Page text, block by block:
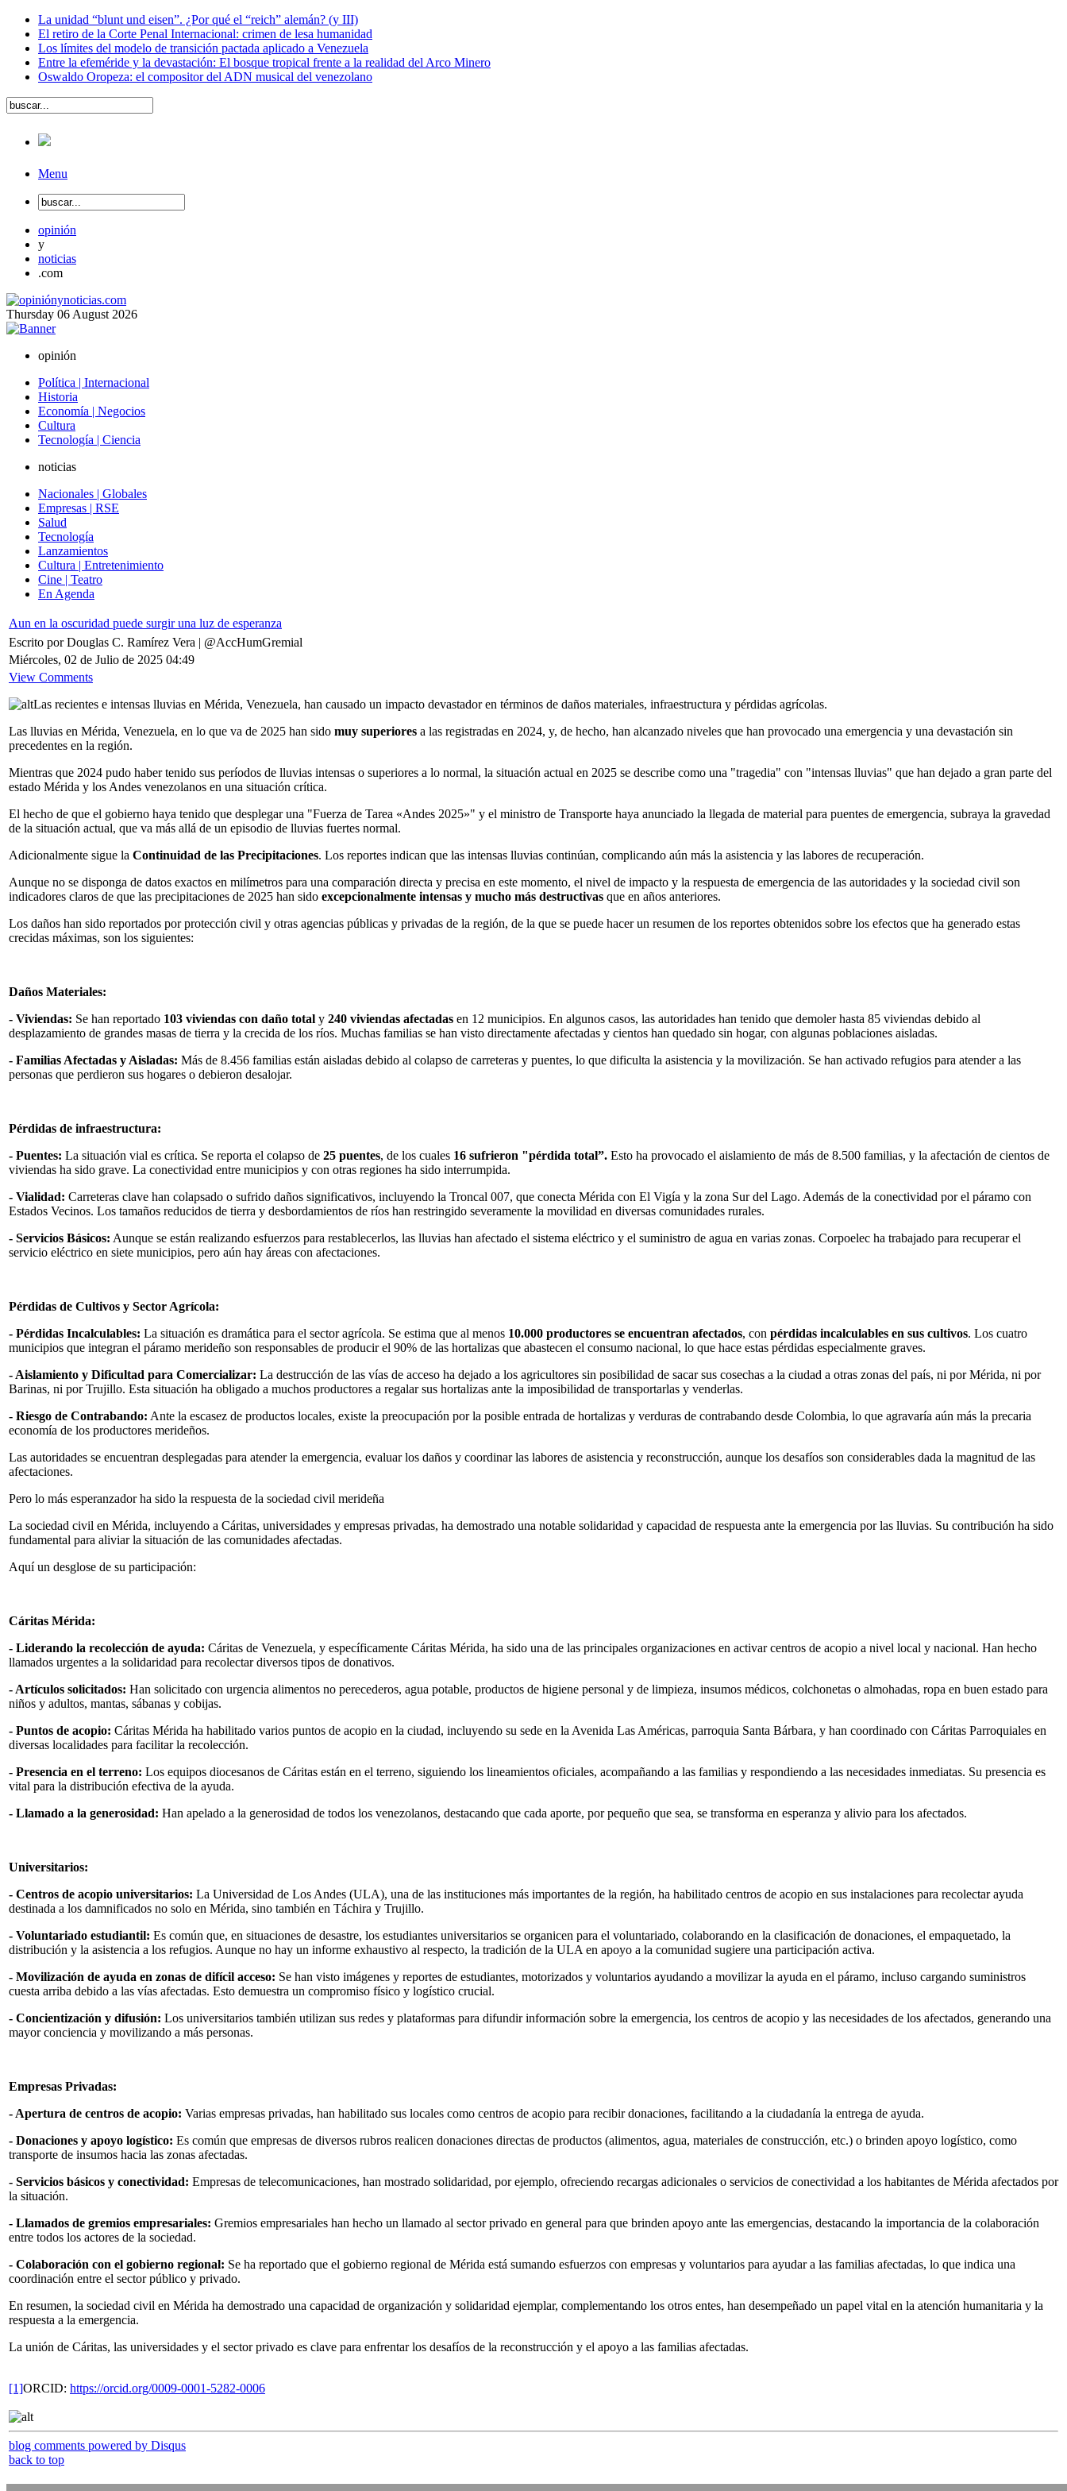
La unidad “blunt und eisen”. ¿Por qué el “reich” alemán? (y III)
El retiro de la Corte Penal Internacional: crimen de lesa humanidad
Los límites del modelo de transición pactada aplicado a Venezuela
Entre la efeméride y la devastación: El bosque tropical frente a la realidad del Arco Minero
Oswaldo Oropeza: el compositor del ADN musical del venezolano
Menu
opinión
y
noticias
.com
Thursday 06 August 2026
opinión
Política | Internacional
Historia
Economía | Negocios
Cultura
Tecnología | Ciencia
noticias
Nacionales | Globales
Empresas | RSE
Salud
Tecnología
Lanzamientos
Cultura | Entretenimiento
Cine | Teatro
En Agenda
Aun en la oscuridad puede surgir una luz de esperanza
Escrito por Douglas C. Ramírez Vera | @AccHumGremial
Miércoles, 02 de Julio de 2025 04:49
View Comments
Las recientes e intensas lluvias en Mérida, Venezuela, han causado un impacto devastador en términos de daños materiales, infraestructura y pérdidas agrícolas.
Las lluvias en Mérida, Venezuela, en lo que va de 2025 han sido muy superiores a las registradas en 2024, y, de hecho, han alcanzado niveles que han provocado una emergencia y una devastación sin
precedentes en la región.
Mientras que 2024 pudo haber tenido sus períodos de lluvias intensas o superiores a lo normal, la situación actual en 2025 se describe como una "tragedia" con "intensas lluvias" que han dejado a gran parte del
estado Mérida y los Andes venezolanos en una situación crítica.
El hecho de que el gobierno haya tenido que desplegar una "Fuerza de Tarea «Andes 2025»" y el ministro de Transporte haya anunciado la llegada de material para puentes de emergencia, subraya la gravedad
de la situación actual, que va más allá de un episodio de lluvias fuertes normal.
Adicionalmente sigue la Continuidad de las Precipitaciones. Los reportes indican que las intensas lluvias continúan, complicando aún más la asistencia y las labores de recuperación.
Aunque no se disponga de datos exactos en milímetros para una comparación directa y precisa en este momento, el nivel de impacto y la respuesta de emergencia de las autoridades y la sociedad civil son
indicadores claros de que las precipitaciones de 2025 han sido excepcionalmente intensas y mucho más destructivas que en años anteriores.
Los daños han sido reportados por protección civil y otras agencias públicas y privadas de la región, de la que se puede hacer un resumen de los reportes obtenidos sobre los efectos que ha generado estas
crecidas máximas, son los siguientes:
Daños Materiales:
- Viviendas: Se han reportado 103 viviendas con daño total y 240 viviendas afectadas en 12 municipios. En algunos casos, las autoridades han tenido que demoler hasta 85 viviendas debido al
desplazamiento de grandes masas de tierra y la crecida de los ríos. Muchas familias se han visto directamente afectadas y cientos han quedado sin hogar, con algunas poblaciones aisladas.
- Familias Afectadas y Aisladas: Más de 8.456 familias están aisladas debido al colapso de carreteras y puentes, lo que dificulta la asistencia y la movilización. Se han activado refugios para atender a las
personas que perdieron sus hogares o debieron desalojar.
Pérdidas de infraestructura:
- Puentes: La situación vial es crítica. Se reporta el colapso de 25 puentes, de los cuales 16 sufrieron "pérdida total”. Esto ha provocado el aislamiento de más de 8.500 familias, y la afectación de cientos de
viviendas ha sido grave. La conectividad entre municipios y con otras regiones ha sido interrumpida.
- Vialidad: Carreteras clave han colapsado o sufrido daños significativos, incluyendo la Troncal 007, que conecta Mérida con El Vigía y la zona Sur del Lago. Además de la conectividad por el páramo con
Estados Vecinos. Los tamaños reducidos de tierra y desbordamientos de ríos han restringido severamente la movilidad en diversas comunidades rurales.
- Servicios Básicos: Aunque se están realizando esfuerzos para restablecerlos, las lluvias han afectado el sistema eléctrico y el suministro de agua en varias zonas. Corpoelec ha trabajado para recuperar el
servicio eléctrico en siete municipios, pero aún hay áreas con afectaciones.
Pérdidas de Cultivos y Sector Agrícola:
- Pérdidas Incalculables: La situación es dramática para el sector agrícola. Se estima que al menos 10.000 productores se encuentran afectados, con pérdidas incalculables en sus cultivos. Los cuatro
municipios que integran el páramo merideño son responsables de producir el 90% de las hortalizas que abastecen el consumo nacional, lo que hace estas pérdidas especialmente graves.
- Aislamiento y Dificultad para Comercializar: La destrucción de las vías de acceso ha dejado a los agricultores sin posibilidad de sacar sus cosechas a la ciudad a otras zonas del país, ni por Mérida, ni por
Barinas, ni por Trujillo. Esta situación ha obligado a muchos productores a regalar sus hortalizas ante la imposibilidad de transportarlas y venderlas.
- Riesgo de Contrabando: Ante la escasez de productos locales, existe la preocupación por la posible entrada de hortalizas y verduras de contrabando desde Colombia, lo que agravaría aún más la precaria
economía de los productores merideños.
Las autoridades se encuentran desplegadas para atender la emergencia, evaluar los daños y coordinar las labores de asistencia y reconstrucción, aunque los desafíos son considerables dada la magnitud de las
afectaciones.
Pero lo más esperanzador ha sido la respuesta de la sociedad civil merideña
La sociedad civil en Mérida, incluyendo a Cáritas, universidades y empresas privadas, ha demostrado una notable solidaridad y capacidad de respuesta ante la emergencia por las lluvias. Su contribución ha sido
fundamental para aliviar la situación de las comunidades afectadas.
Aquí un desglose de su participación:
Cáritas Mérida:
- Liderando la recolección de ayuda: Cáritas de Venezuela, y específicamente Cáritas Mérida, ha sido una de las principales organizaciones en activar centros de acopio a nivel local y nacional. Han hecho
llamados urgentes a la solidaridad para recolectar diversos tipos de donativos.
- Artículos solicitados: Han solicitado con urgencia alimentos no perecederos, agua potable, productos de higiene personal y de limpieza, insumos médicos, colchonetas o almohadas, ropa en buen estado para
niños y adultos, mantas, sábanas y cobijas.
- Puntos de acopio: Cáritas Mérida ha habilitado varios puntos de acopio en la ciudad, incluyendo su sede en la Avenida Las Américas, parroquia Santa Bárbara, y han coordinado con Cáritas Parroquiales en
diversas localidades para facilitar la recolección.
- Presencia en el terreno: Los equipos diocesanos de Cáritas están en el terreno, siguiendo los lineamientos oficiales, acompañando a las familias y respondiendo a las necesidades inmediatas. Su presencia es
vital para la distribución efectiva de la ayuda.
- Llamado a la generosidad: Han apelado a la generosidad de todos los venezolanos, destacando que cada aporte, por pequeño que sea, se transforma en esperanza y alivio para los afectados.
Universitarios:
- Centros de acopio universitarios: La Universidad de Los Andes (ULA), una de las instituciones más importantes de la región, ha habilitado centros de acopio en sus instalaciones para recolectar ayuda
destinada a los damnificados no solo en Mérida, sino también en Táchira y Trujillo.
- Voluntariado estudiantil: Es común que, en situaciones de desastre, los estudiantes universitarios se organicen para el voluntariado, colaborando en la clasificación de donaciones, el empaquetado, la
distribución y la asistencia a los refugios. Aunque no hay un informe exhaustivo al respecto, la tradición de la ULA en apoyo a la comunidad sugiere una participación activa.
- Movilización de ayuda en zonas de difícil acceso: Se han visto imágenes y reportes de estudiantes, motorizados y voluntarios ayudando a movilizar la ayuda en el páramo, incluso cargando suministros
cuesta arriba debido a las vías afectadas. Esto demuestra un compromiso físico y logístico crucial.
- Concientización y difusión: Los universitarios también utilizan sus redes y plataformas para difundir información sobre la emergencia, los centros de acopio y las necesidades de los afectados, generando una
mayor conciencia y movilizando a más personas.
Empresas Privadas:
- Apertura de centros de acopio: Varias empresas privadas, han habilitado sus locales como centros de acopio para recibir donaciones, facilitando a la ciudadanía la entrega de ayuda.
- Donaciones y apoyo logístico: Es común que empresas de diversos rubros realicen donaciones directas de productos (alimentos, agua, materiales de construcción, etc.) o brinden apoyo logístico, como
transporte de insumos hacia las zonas afectadas.
- Servicios básicos y conectividad: Empresas de telecomunicaciones, han mostrado solidaridad, por ejemplo, ofreciendo recargas adicionales o servicios de conectividad a los habitantes de Mérida afectados por
la situación.
- Llamados de gremios empresariales: Gremios empresariales han hecho un llamado al sector privado en general para que brinden apoyo ante las emergencias, destacando la importancia de la colaboración
entre todos los actores de la sociedad.
- Colaboración con el gobierno regional: Se ha reportado que el gobierno regional de Mérida está sumando esfuerzos con empresas y voluntarios para ayudar a las familias afectadas, lo que indica una
coordinación entre el sector público y privado.
En resumen, la sociedad civil en Mérida ha demostrado una capacidad de organización y solidaridad ejemplar, complementando los otros entes, han desempeñado un papel vital en la atención humanitaria y la
respuesta a la emergencia.
La unión de Cáritas, las universidades y el sector privado es clave para enfrentar los desafíos de la reconstrucción y el apoyo a las familias afectadas.
[1]ORCID: https://orcid.org/0009-0001-5282-0006
blog comments powered by Disqus
back to top